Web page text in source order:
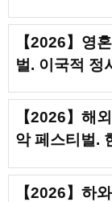
【2026】영
벌. 이국적 정
【2026】해
악 페스티벌.
【2026】하